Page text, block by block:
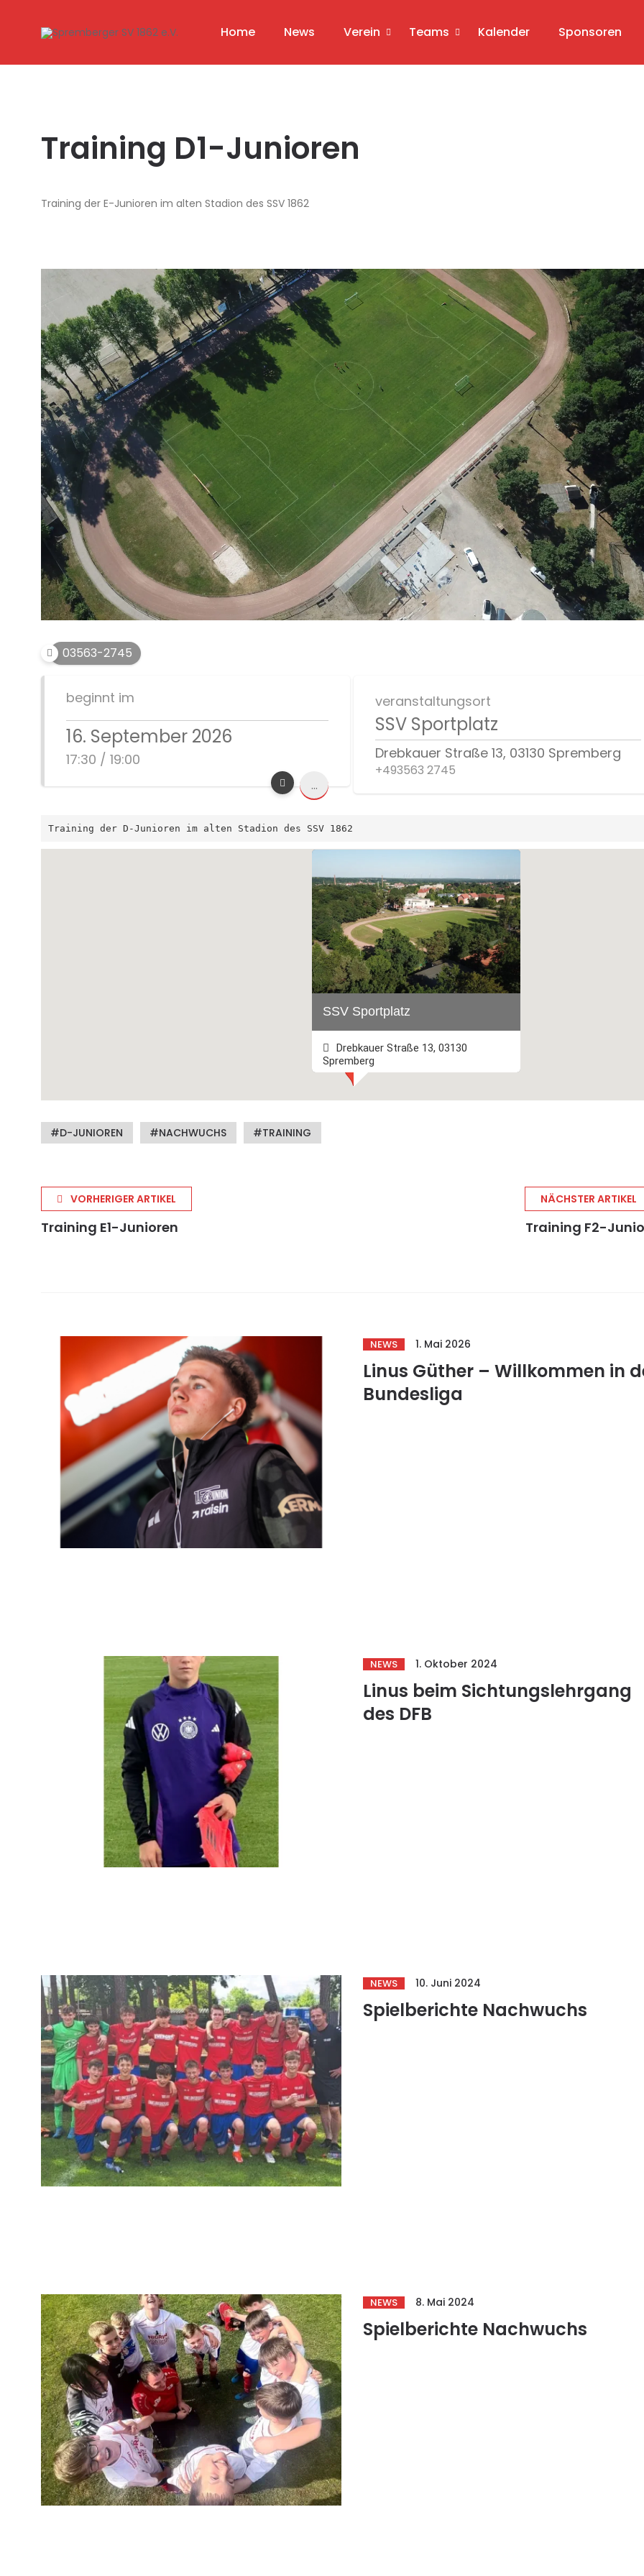
Home News Verein Teams Kalender Sponsoren
Training D1-Junioren
Training der E-Junioren im alten Stadion des SSV 1862
03563-2745
beginnt im
16. September 2026
17:30 / 19:00
...
veranstaltungsort
SSV Sportplatz
Drebkauer Straße 13, 03130 Spremberg
+493563 2745
Training der D-Junioren im alten Stadion des SSV 1862
SSV Sportplatz
Drebkauer Straße 13, 03130
Spremberg
D-JUNIOREN NACHWUCHS TRAINING
VORHERIGER ARTIKEL
Training E1-Junioren
NÄCHSTER ARTIKEL
Training F2-
NEWS 1. Mai 2026
Linus Güther – Willkommen in
Bundesliga
NEWS 1. Oktober 2024
Linus beim Sichtungslehrgang
des DFB
NEWS 10. Juni 2024
Spielberichte Nachwuchs
NEWS 8. Mai 2024
Spielberichte Nachwuchs